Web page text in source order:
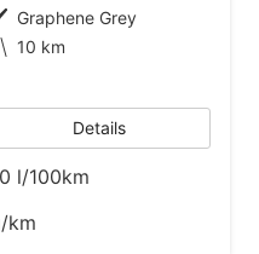
Außenfarbe Graphene Grey
Kilometerstand 10 km
Details
l/100km
km